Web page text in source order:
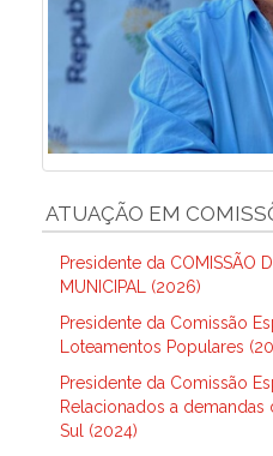
ATUAÇÃO EM
Presidente da COMISSÃO
MUNICIPAL (2026)
Presidente da Comissão
Loteamentos Populares
Presidente da Comissão
Relacionados a
Sul (2024)